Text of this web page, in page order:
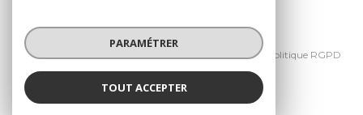
Politique RGPD
Cookies
Réalisé par :
PARAMÉTRER
TOUT ACCEPTER